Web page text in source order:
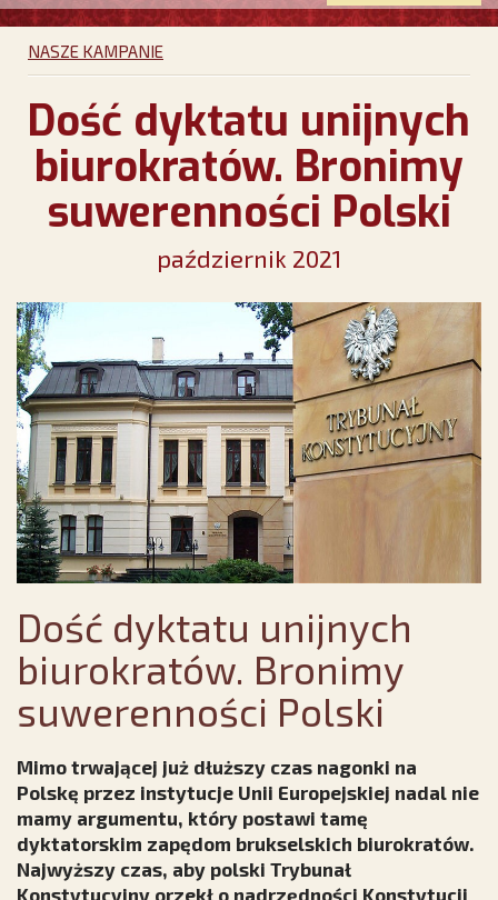
NASZE KAMPANIE
Dość dyktatu unijnych
biurokratów. Bronimy
suwerenności Polski
październik 2021
Dość dyktatu unijnych
biurokratów. Bronimy
suwerenności Polski
Mimo trwającej już dłuższy czas nagonki na
Polskę przez instytucje Unii Europejskiej nadal nie
mamy argumentu, który postawi tamę
dyktatorskim zapędom brukselskich biurokratów.
Najwyższy czas, aby polski Trybunał
Konstytucyjny orzekł o nadrzędności Konstytucji